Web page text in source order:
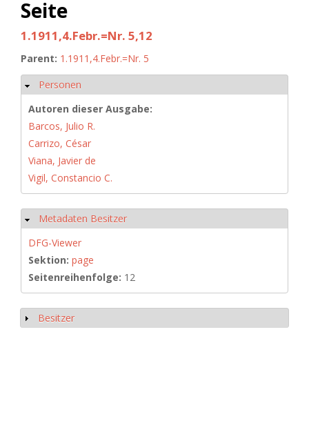
Seite
1.1911,4.Febr.=Nr. 5,12
Parent: 1.1911,4.Febr.=Nr. 5
Hide
Personen
Autoren dieser Ausgabe:
Barcos, Julio R.
Carrizo, César
Viana, Javier de
Vigil, Constancio C.
Hide
Metadaten Besitzer
DFG-Viewer
Sektion: page
Seitenreihenfolge: 12
Show
Besitzer